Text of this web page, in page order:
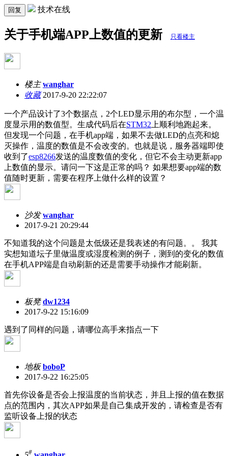
回复 技术在线
关于手机端APP上数值的更新 只看楼主
楼主 wanghar
收藏2017-9-20 22:22:07
一个产品设计了3个数据点，2个LED显示用的布尔型，一个温
度显示用的数值型。生成代码后在STM32 上顺利地跑起来。
但发现一个问题，在手机app端，如果不去做LED的点亮和熄
灭操作，温度的数值是不会改变的。也就是说，服务器端即使
收到了esp8266发送的温度数值的变化，但它不会主动更新app
上数值的显示。请问一下这是正常的吗？ 如果想要app端的数
值随时更新，需要在程序上做什么样的设置？
沙发 wanghar
2017-9-21 20:29:44
不知道我的这个问题是太低级还是我表述的有问题。
。 我其
实想知道坛子里做温度或湿度检测的例子，测到的变化的数值
在手机APP端是自动刷新的还是需要手动操作才能刷新。
板凳 dw1234
2017-9-22 15:16:09
遇到了同样的问题，请哪位高手来指点一下
地板 boboP
2017-9-22 16:25:05
首先你设备是否会上报温度的当前状态，并且上报的值在数据
点的范围内，其次APP如果是自己集成开发的，请检查是否有
监听设备上报的状态
#